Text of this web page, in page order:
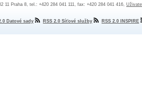
11 Praha 8, tel.: +420 284 041 111, fax: +420 284 041 416,
Datové sady RSS 2.0 Síťové služby RSS 2.0 INSPIRE